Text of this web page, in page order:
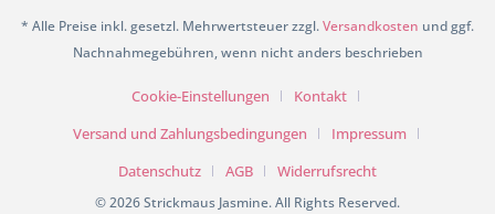
* Alle Preise inkl. gesetzl. Mehrwertsteuer zzgl.Versandkosten und ggf.
Nachnahmegebühren, wenn nicht anders beschrieben
Cookie-Einstellungen
Kontakt
Versand und Zahlungsbedingungen
Impressum
Datenschutz
AGB Widerrufsrecht
© 2026 Strickmaus Jasmine. All Rights Reserved.